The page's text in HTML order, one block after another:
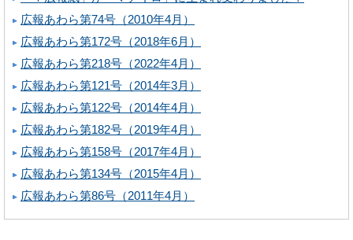
広報あわら第74号（2010年4月）
広報あわら第172号（2018年6月）
広報あわら第218号（2022年4月）
広報あわら第121号（2014年3月）
広報あわら第122号（2014年4月）
広報あわら第182号（2019年4月）
広報あわら第158号（2017年4月）
広報あわら第134号（2015年4月）
広報あわら第86号（2011年4月）